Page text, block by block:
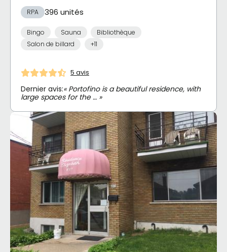
RPA 396 unités
Bingo Sauna
Bibliothèque
Salon de billard
+11
5 avis
Dernier avis:« Portofino is a beautiful residence, with
large spaces for the … »